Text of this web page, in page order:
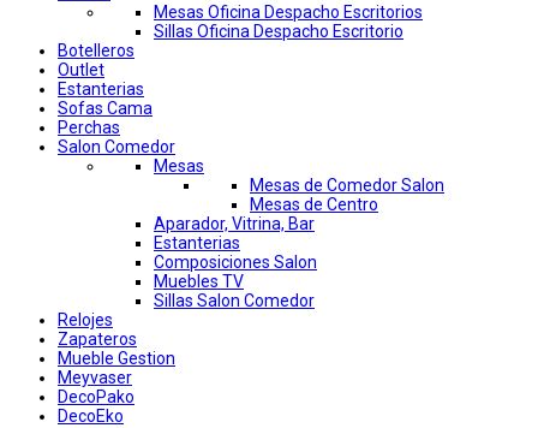
Mesas Oficina Despacho Escritorios
Sillas Oficina Despacho Escritorio
Botelleros
Outlet
Estanterias
Sofas Cama
Perchas
Salon Comedor
Mesas
Mesas de Comedor Salon
Mesas de Centro
Aparador, Vitrina, Bar
Estanterias
Composiciones Salon
Muebles TV
Sillas Salon Comedor
Relojes
Zapateros
Mueble Gestion
Meyvaser
DecoPako
DecoEko